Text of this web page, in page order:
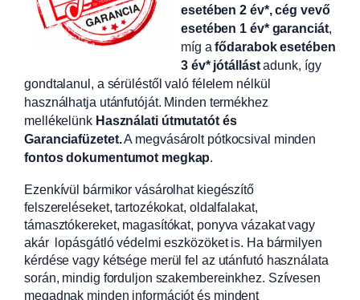
esetében 2 év*, cég vevő
esetében 1 év* garanciát,
míg afődarabok esetében
3 év* jótállástadunk, így
gondtalanul, a sérüléstől való félelem nélkül
használhatja utánfutóját. Minden termékhez
mellékelünk Használati útmutatót és
Garanciafüzetet.A megvásárolt pótkocsival minden
fontos dokumentumot megkap.
Ezenkívül bármikor vásárolhat kiegészítő
felszereléseket, tartozékokat, oldalfalakat,
támasztókereket, magasítókat, ponyva vázakat vagy
akár lopásgátló védelmi eszközöket is. Ha bármilyen
kérdése vagy kétsége merül fel az utánfutó használata
során, mindig forduljon szakembereinkhez. Szívesen
megadnak minden információt és mindent